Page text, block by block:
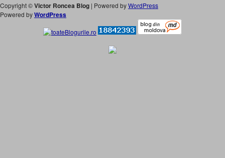
Copyright ©Victor Roncea Blog | Powered byWordPress
Powered byWordPress